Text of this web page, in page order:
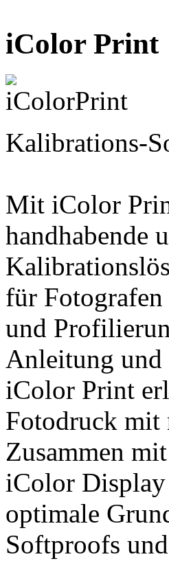
iColor Print
Kalibrations-
Mit iColor
handhabende
für
und
Anleitung
iColor Print
Fotodruck mit
Zusammen
iColor
optimale
Softproofs